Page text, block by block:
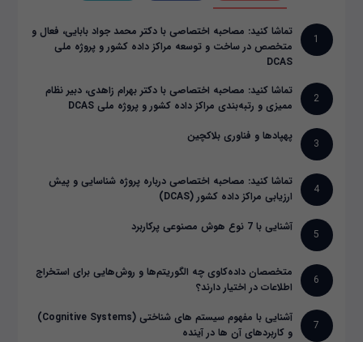
1
تماشا کنید: مصاحبه اختصاصی با دکتر محمد جواد بابایی، فعال و
متخصص در ساخت و توسعه مراکز داده کشور و پروژه ملی
DCAS
2
تماشا کنید: مصاحبه اختصاصی با دکتر بهرام زاهدی، دبیر نظام
ممیزی و رتبه‌بندی مراکز داده کشور و پروژه ملی DCAS
3
پهپادها و فناوری بلاکچین
4
تماشا کنید: مصاحبه اختصاصی درباره پروژه شناسایی و پیش
ارزیابی مراکز داده کشور (DCAS)
5
آشنایی با 7 نوع هوش مصنوعی پرکاربرد
6
متخصصان داده‌کاوی چه الگوریتم‌ها و روش‌هایی برای استخراج
اطلاعات در اختیار دارند؟
7
آشنایی با مفهوم سیستم های شناختی (Cognitive Systems)
و کاربردهای آن ها در آینده